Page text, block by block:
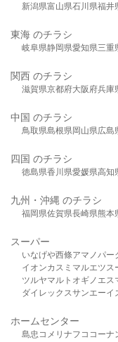
新潟県富山県石川県福井
東海 のチラシ
岐阜県静岡県愛知県三重
関西 のチラシ
滋賀県京都府大阪府兵庫
中国 のチラシ
鳥取県島根県岡山県広島
四国 のチラシ
徳島県香川県愛媛県高知
九州・沖縄 のチラシ
福岡県佐賀県長崎県熊本
スーパー
いなげや西條アマノパー
イオンカスミ マルエツス
ツルヤマルト オギノ エス
ダイレックスサンエーイ
ホームセンター
島忠 コメリ ナフコ コーナ